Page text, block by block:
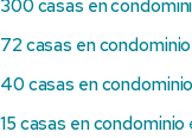
300 casas en
72 casas en condominio
40 casas en condominio
15 casas en condominio